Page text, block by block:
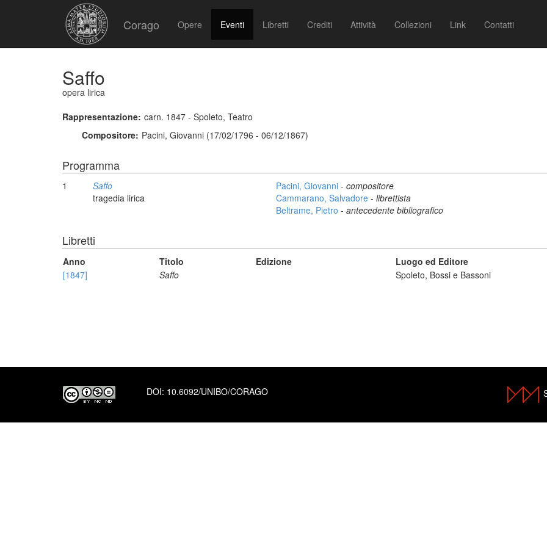
Corago Opere Eventi Libretti Crediti Attività Collezioni Link Contatti
Saffo
opera lirica
Rappresentazione: carn. 1847 - Spoleto, Teatro
Compositore: Pacini, Giovanni (17/02/1796 - 06/12/1867)
Programma
1
Saffo
tragedia lirica
Pacini, Giovanni - compositore
Cammarano, Salvadore - librettista
Beltrame, Pietro - antecedente bibliografico
Libretti
Anno Titolo Edizione
Luogo ed Editore
[1847]
Saffo Spoleto, Bossi e Bassoni
DOI: 10.6092/UNIBO/CORAGO